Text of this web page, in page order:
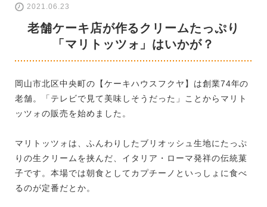
2021.06.23
老舗ケーキ店が作るクリームたっぷり
「マリトッツォ」はいかが？
岡山市北区中央町の【ケーキハウスフクヤ】は創業74年の
老舗。「テレビで見て美味しそうだった」ことからマリト
ッツォの販売を始めました。
マリトッツォは、ふんわりしたブリオッシュ生地にたっぷ
りの生クリームを挟んだ、イタリア・ローマ発祥の伝統菓
子です。本場では朝食としてカプチーノといっしょに食べ
るのが定番だとか。